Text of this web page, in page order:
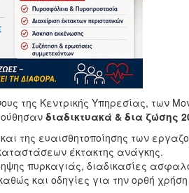
της Κεντρικής Υπηρεσίας, των
διαδικτυακά & δια ζώσης
της ευαισθητοποίησης των
καταστάσεων έκτακτης
πυρκαγιάς, διαδικασίες
και οδηγίες για την ορθή